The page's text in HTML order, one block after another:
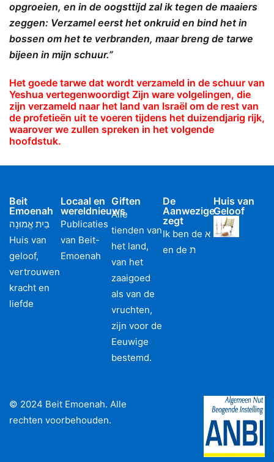
opgroeien, en in de oogsttijd zal ik tegen de maaiers
zeggen: Verzamel eerst het onkruid en bind het in
bossen om het te verbranden, maar breng de tarwe
bijeen in mijn schuur.”
Het goede tarwe dat wordt verzameld in de schuur van
Yeshua vertegenwoordigt Zijn ware volgelingen, die
zijn verzameld naar het land van Israël om de rest van
de profetieën uit te voeren tijdens het duizendjarig rijk,
waarover we zullen spreken in het volgende
hoofdstuk.
Beit
Emoenah
בַיִת אֱמוּנָה
Huis van
geloof,
vertrouwen
kracht en
liefde
Locaal en
wereldnieuws
Publicaties
van Beit-
Emoenah
Giften
Alle
tienden van
het land,
van het
zaaigoed
als van de
vruchten,
zijn voor de
Eeuwige
bestemd.
De
Aanwezige
zegt
Ik ben de א
en de ת
Huis van
Geloof
© 2024 Beit Emoenah. Alle
rechten voorbehouden.